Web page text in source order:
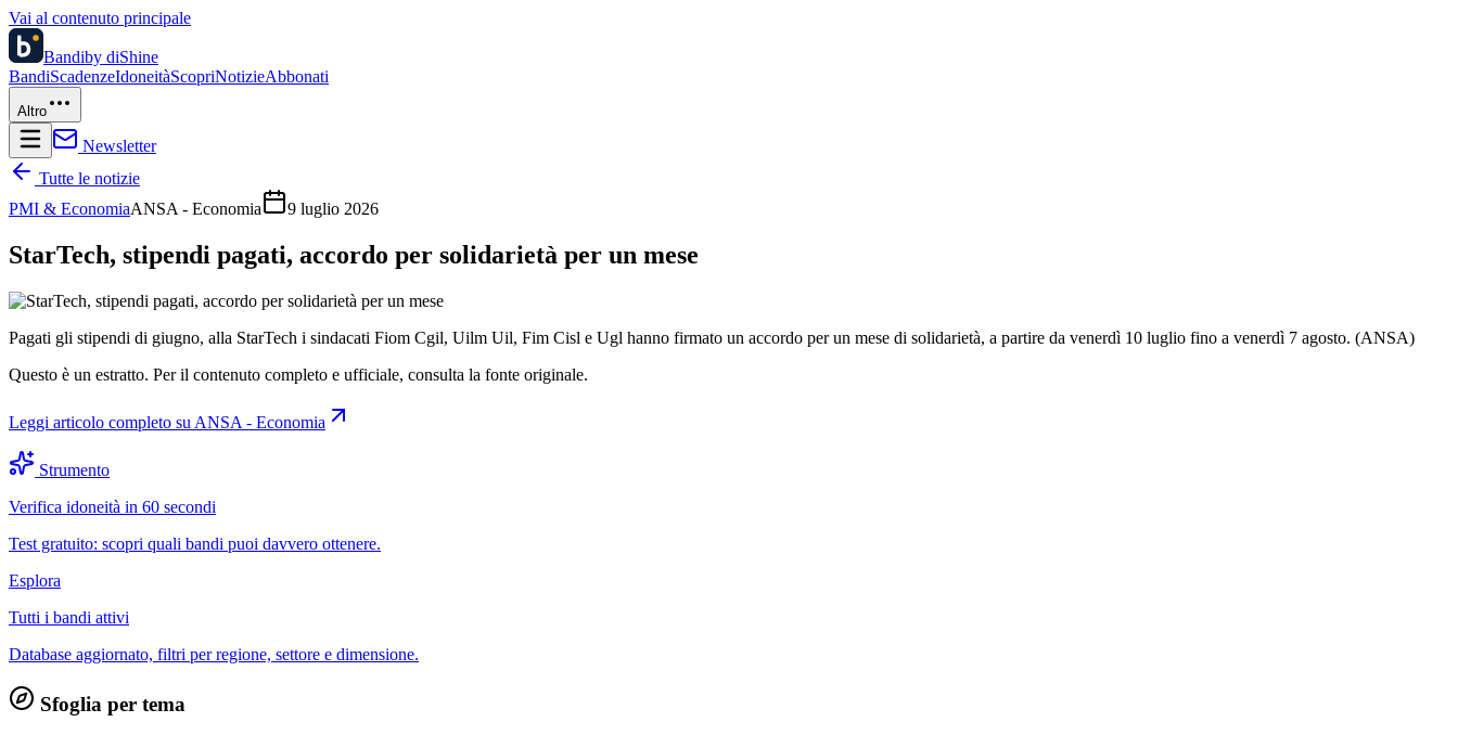
Vai al contenuto principale
Bandiby diShine
BandiScadenzeIdoneitàScopriNotizieAbbonati
Altro
Newsletter
Tutte le notizie
PMI & EconomiaANSA - Economia 9 luglio 2026
StarTech, stipendi pagati, accordo per solidarietà per un mese
Pagati gli stipendi di giugno, alla StarTech i sindacati Fiom Cgil, Uilm Uil, Fim Cisl e Ugl hanno firmato un accordo per un mese di solidarietà, a partire da venerdì 10 luglio fino a venerdì 7 agosto. (ANSA)
Questo è un estratto. Per il contenuto completo e ufficiale, consulta la fonte originale.
Leggi articolo completo su ANSA - Economia
Strumento
Verifica idoneità in 60 secondi
Test gratuito: scopri quali bandi puoi davvero ottenere.
Esplora
Tutti i bandi attivi
Database aggiornato, filtri per regione, settore e dimensione.
Sfoglia per tema